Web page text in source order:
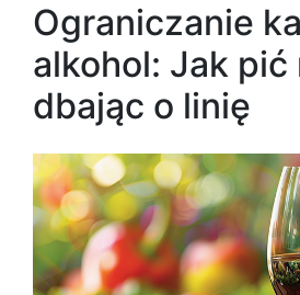
Ograniczanie
alkohol: Jak pić
dbając o linię